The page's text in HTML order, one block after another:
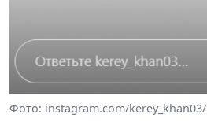
Фото: instagram.com/kerey_khan03/